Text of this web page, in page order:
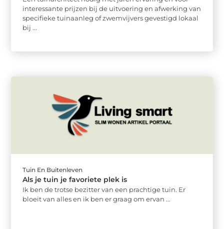
interessante prijzen bij de uitvoering en afwerking van
specifieke tuinaanleg of zwemvijvers gevestigd lokaal
bij ...
Tuin En Buitenleven
Als je tuin je favoriete plek is
Ik ben de trotse bezitter van een prachtige tuin. Er
bloeit van alles en ik ben er graag om ervan ...